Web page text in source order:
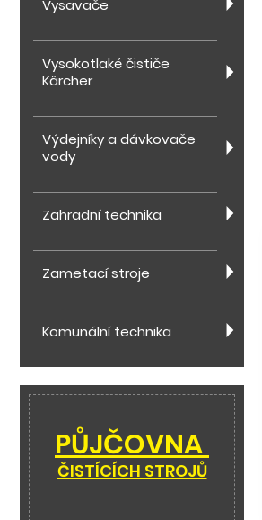
Vysavače
Vysokotlaké čističe
Kärcher
Výdejníky a dávkovače
vody
Zahradní technika
Zametací stroje
Komunální technika
PŮJČOVNA
ČISTÍCÍCH STROJŮ